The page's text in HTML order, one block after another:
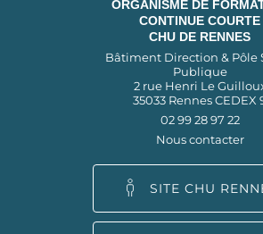
ORGANISME DE
CONTINUE COURTE
CHU DE RENNES
Bâtiment Direction & Pôle
Publique
2 rue Henri Le
35033 Rennes CEDEX
02 99 28 97 22
Nous contacter
SITE CHU